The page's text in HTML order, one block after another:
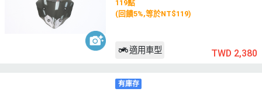
119點
(回饋5%,等於NT$119)
適用車型 TWD 2,380
有庫存